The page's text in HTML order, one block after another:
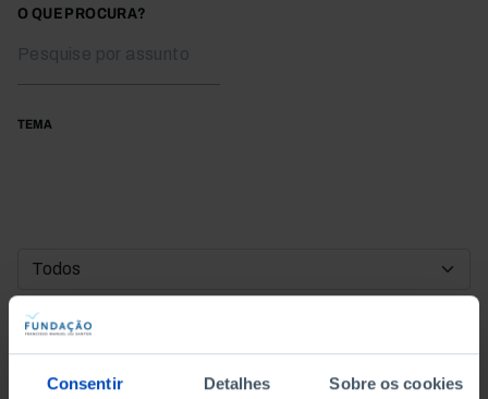
Consentir Detalhes Sobre os cookies
O QUE PROCURA?
TEMA
DATA DE INÍCIO
DATA DE FIM